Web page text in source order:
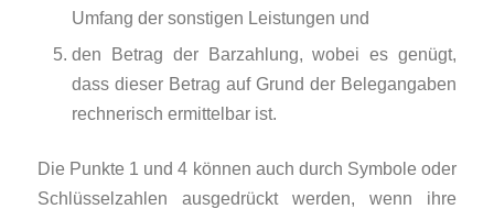
Umfang der sonstigen Leistungen und
den Betrag der Barzahlung, wobei es genügt,
dass dieser Betrag auf Grund der Belegangaben
rechnerisch ermittelbar ist.
Die Punkte 1 und 4 können auch durch Symbole oder
Schlüsselzahlen ausgedrückt werden, wenn ihre